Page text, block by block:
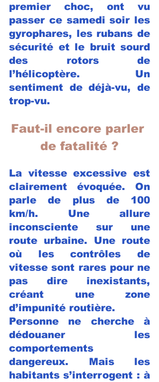
premier choc, ont vu
passer ce samedi soir les
gyrophares, les rubans de
sécurité et le bruit sourd
des rotors de
l’hélicoptère. Un
sentiment de déjà-vu, de
trop-vu.
Faut-il encore parler
de fatalité ?
La vitesse excessive est
clairement évoquée. On
parle de plus de 100
km/h. Une allure
inconsciente sur une
route urbaine. Une route
où les contrôles de
vitesse sont rares pour ne
pas dire inexistants,
créant une zone
d’impunité routière.
Personne ne cherche à
dédouaner les
comportements
dangereux. Mais les
habitants s’interrogent : à